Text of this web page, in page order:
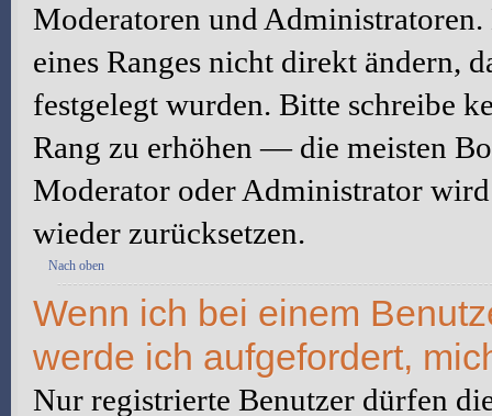
Moderatoren und
eines Ranges nicht direkt ändern,
festgelegt wurden. Bitte schreibe
Rang zu erhöhen — die meisten
Moderator oder Administrator
wieder zurücksetzen.
Nach oben
Wenn ich bei einem
werde ich aufgefordert,
Nur registrierte Benutzer dürfen